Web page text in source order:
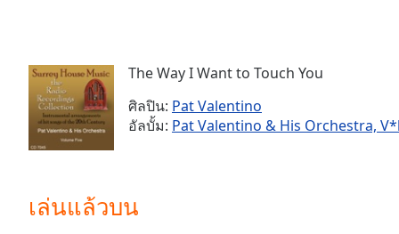
Playback
Rate
Chapters
The Way I Want to Touch You
ศิลปิน: Pat Valentino
อัลบั้ม: Pat Valentino & His Orchestra,
เล่นแล้วบน